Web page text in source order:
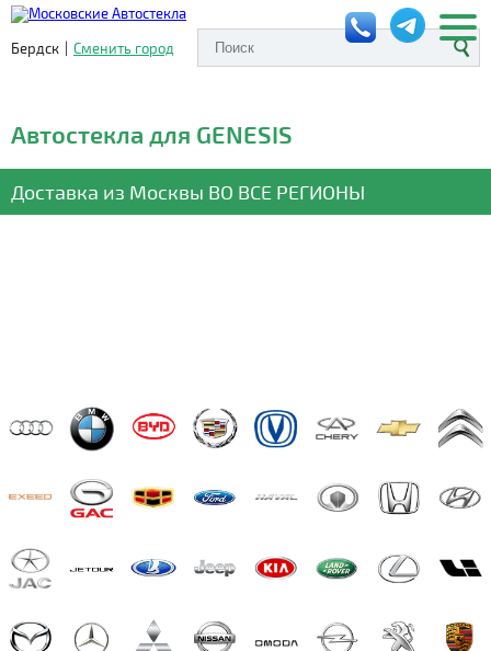
Бердск | Сменить город
Автостекла для GENESIS
Доставка из Москвы ВО ВСЕ РЕГИОНЫ